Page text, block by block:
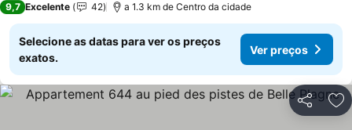
9,7 Excelente 42 a 1.3 km de Centro da cidade
Selecione as datas para ver os preços
exatos.
Ver preços
Partilhar